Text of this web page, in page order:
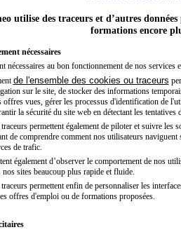
utilise des traceurs et d’autres
formations encore
nécessaires
nécessaires au bon fonctionnement de nos services
de l'ensemble des cookies ou traceurs
sur le site, de stocker des informations
offres vues, gérer les processus d'identification de
la sécurité du site web en détectant les
permettent également de piloter et suivre les
de comprendre comment nos utilisateurs
de trafic.
également d’observer le comportement de nos
sites beaucoup plus rapide et fluide.
permettent enfin de personnaliser les
offres d'emploi ou de formations proposées.